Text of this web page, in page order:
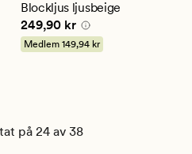
genomsnittligt
betyg
på
1
Blockljus ljusbeige
Pris 249,90 kr
249,90 kr
Medlem 149,94 kr
på 24 av 38